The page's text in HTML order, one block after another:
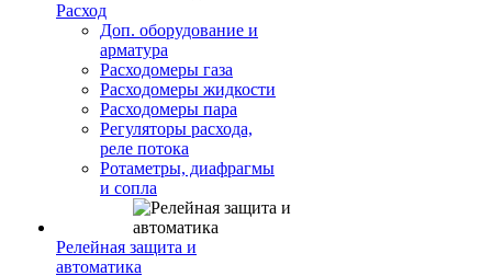
Расход
Доп. оборудование и
арматура
Расходомеры газа
Расходомеры жидкости
Расходомеры пара
Регуляторы расхода,
реле потока
Ротаметры, диафрагмы
и сопла
Релейная защита и
автоматика